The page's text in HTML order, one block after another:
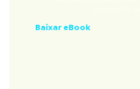
Baixar eBook